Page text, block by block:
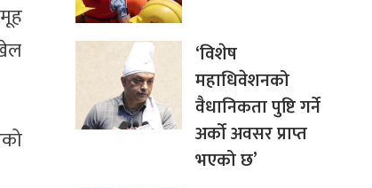
‘विशेष
महाधिवेशनको
वैधानिकता पुष्टि गर्ने
अर्को अवसर प्राप्त
भएको छ’